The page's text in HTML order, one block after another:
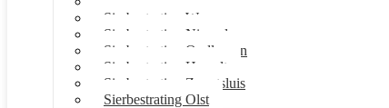
Sierbestrating Wezep
Sierbestrating Nieuwleusen
Sierbestrating Oudleusen
Sierbestrating Hasselt
Sierbestrating Zwartsluis
Sierbestrating Olst